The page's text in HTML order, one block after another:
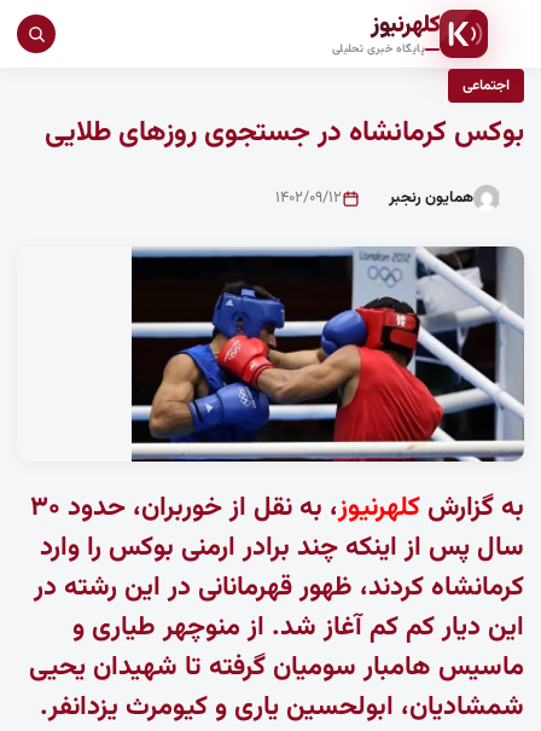
کلهرنیوز
پایگاه خبری تحلیلی
اجتماعی
بوکس کرمانشاه در جستجوی روزهای طلایی
همایون رنجبر ۱۴۰۲/۰۹/۱۲
به گزارش کلهرنیوز، به نقل ازخوربران،
حدود ۳۰
سال پس از اینکه چند برادر ارمنی بوکس را وارد
کرمانشاه کردند، ظهور قهرمانانی در این رشته در
این دیار کم کم آغاز شد. از منوچهر طیاری و
ماسیس هامبار سومیان گرفته تا شهیدان یحیی
شمشادیان، ابولحسین یاری و کیومرث یزدانفر.